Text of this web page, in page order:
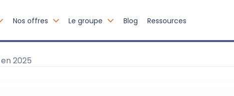
Nos offres Le groupe Blog Ressources
2025